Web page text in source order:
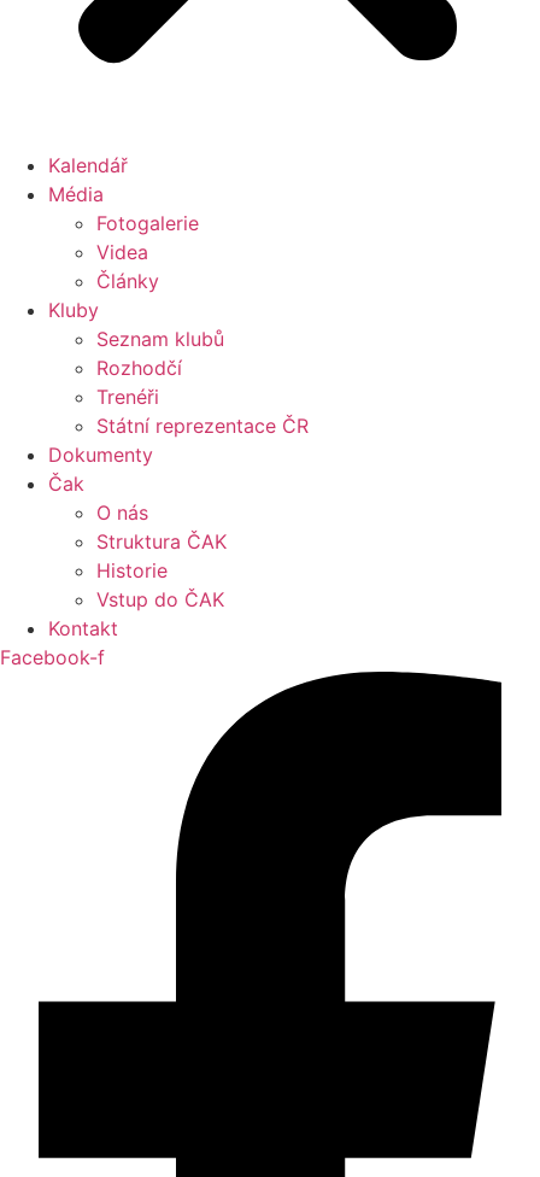
Kalendář
Média
Fotogalerie
Videa
Články
Kluby
Seznam klubů
Rozhodčí
Trenéři
Státní reprezentace ČR
Dokumenty
Čak
O nás
Struktura ČAK
Historie
Vstup do ČAK
Kontakt
Facebook-f